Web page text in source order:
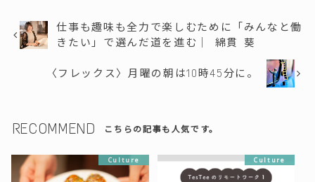
仕事も趣味も全力で楽しむために「みんなと働
きたい」で選んだ道を進む｜ 綿貫 葵
〈フレックス〉月曜の朝は10時45分に。
RECOMMEND こちらの記事も人気です。
Culture Culture